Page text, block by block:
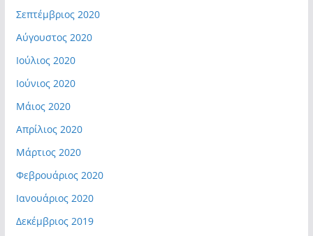
Σεπτέμβριος 2020
Αύγουστος 2020
Ιούλιος 2020
Ιούνιος 2020
Μάιος 2020
Απρίλιος 2020
Μάρτιος 2020
Φεβρουάριος 2020
Ιανουάριος 2020
Δεκέμβριος 2019